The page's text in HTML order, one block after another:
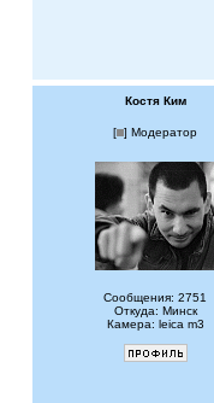
Костя Ким
[ ] Модератор
Сообщения: 2751
Откуда: Минск
Камера: leica m3